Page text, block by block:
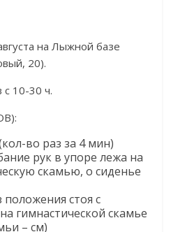
на Лыжной базе
20).
с 10-30 ч.
во раз за 4 мин)
рук в упоре лежа на
скамью, о сиденье
стоя с
гимнастической скамье
– см)